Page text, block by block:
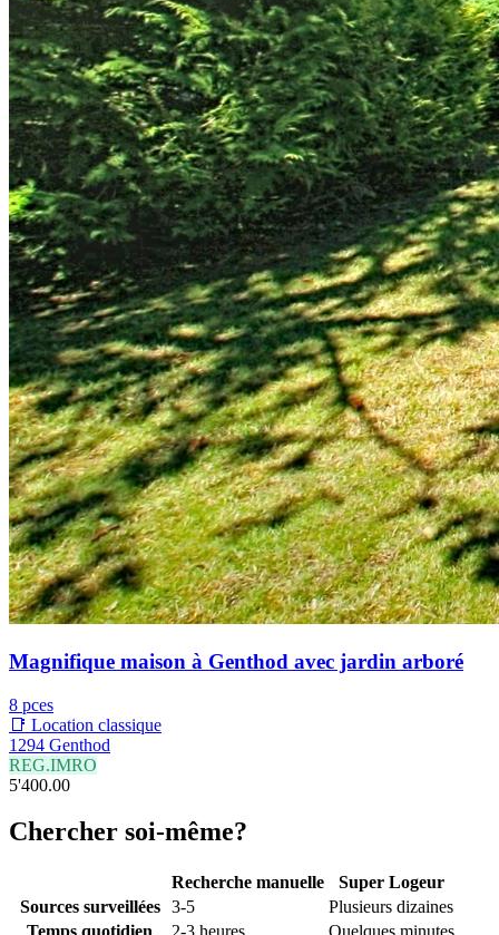
Magnifique maison à Genthod avec jardin arboré
8 pces
📑 Location classique
1294 Genthod
REG.IMRO
5'400.00
Chercher soi-même?
Recherche manuelle
Super Logeur
Sources surveillées
3-5
Plusieurs dizaines